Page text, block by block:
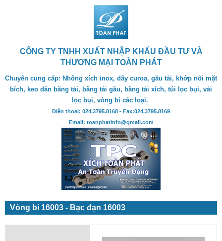
CÔNG TY TNHH XUẤT NHẬP KHẨU ĐẦU TƯ VÀ
THƯƠNG MẠI TOÀN PHÁT
Chuyên cung cấp: Nhông xích inox, dây curoa, gầu tải, khớp nối mặt
bích, keo dán băng tải, băng tải gầu, băng tải xích, túi lọc bụi, vải
lọc bụi, vòng bi các loại.
Điện thoại: 024.3795.8168 - Fax:024.3795.8169
Email: toanphatinfo@gmail.com
Vòng bi 16003 - Bạc đạn 16003